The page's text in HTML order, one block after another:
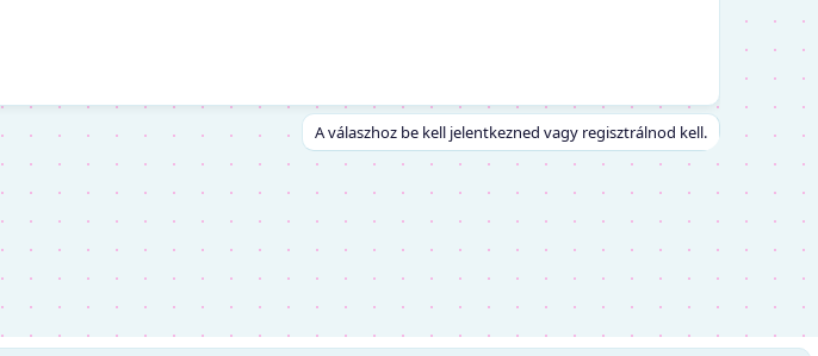
A válaszhoz be kell jelentkezned vagy regisztrálnod kell.